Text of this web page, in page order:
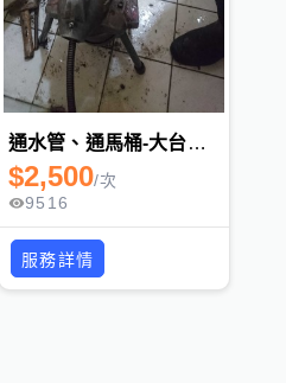
通水管、通馬桶-大台北地區 第一快通環保工程 專業、速通、馬桶不通、水管不通
$2,500/次
9516
服務詳情